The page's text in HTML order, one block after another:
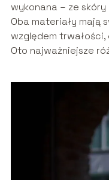
wykonana – ze
Oba materiały mają
względem
Oto najważniejsze